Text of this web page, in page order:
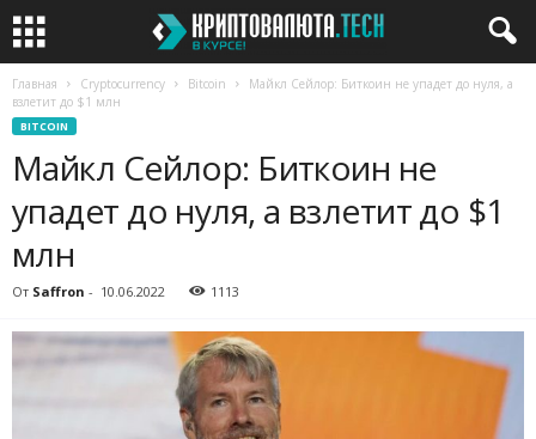
Главная Cryptocurrency Bitcoin
Майкл Сейлор: Биткоин не упадет до нуля, а
взлетит до $1 млн
BITCOIN
Майкл Сейлор: Биткоин не
упадет до нуля, а взлетит до $1
млн
От Saffron - 10.06.2022 1113